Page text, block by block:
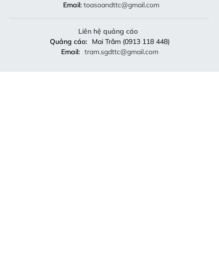
Email: toasoandttc@gmail.com
Liên hệ quảng cáo
Quảng cáo:
Mai Trâm (0913 118 448)
Email: tram.sgdttc@gmail.com